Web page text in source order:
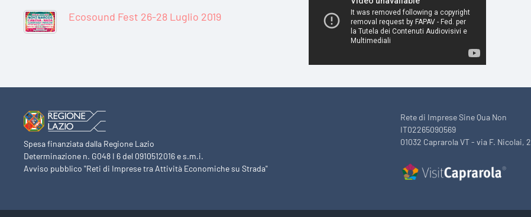
Ecosound Fest 26-28 Luglio 2019
Spesa finanziata dalla Regione Lazio
Determinazione n. G048 I 6 del 0910512016 e s.m.i.
Avviso pubblico "Reti di Imprese tra Attività Economiche su Strada"
Rete di Imprese Sine Qua Non
IT02265090569
01032 Caprarola VT - via F. Nicolai, 2